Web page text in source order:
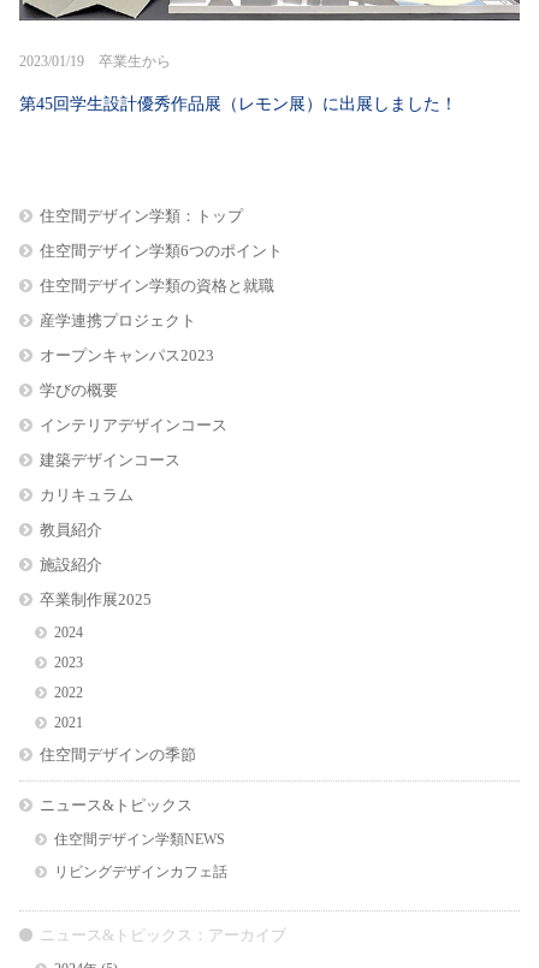
2023/01/19 卒業生から
第45回学生設計優秀作品展（レモン展）に出展しました！
住空間デザイン学類：トップ
住空間デザイン学類6つのポイント
住空間デザイン学類の資格と就職
産学連携プロジェクト
オープンキャンパス2023
学びの概要
インテリアデザインコース
建築デザインコース
カリキュラム
教員紹介
施設紹介
卒業制作展2025
2024
2023
2022
2021
住空間デザインの季節
ニュース&トピックス
住空間デザイン学類NEWS
リビングデザインカフェ話
ニュース&トピックス：アーカイブ